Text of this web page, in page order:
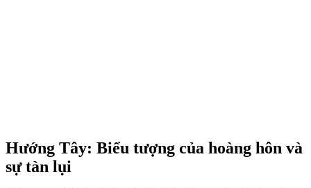
Hướng Tây: Biểu tượng của hoàng hôn và
sự tàn lụi